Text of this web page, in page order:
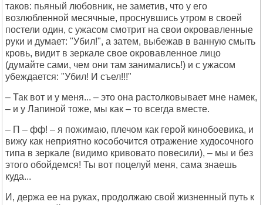
таков: пьяный любовник, не заметив, что у его
возлюбленной месячные, проснувшись утром в своей
постели один, с ужасом смотрит на свои окровавленные
руки и думает: "Убил!", а затем, выбежав в ванную смыть
кровь, видит в зеркале свое окровавленное лицо
(думайте сами, чем они там занимались!) и с ужасом
убеждается: "Убил! И съел!!!"
– Так вот и у меня... – это она растолковывает мне намек,
– и у Лапиной тоже, мы как – то всегда вместе.
– П – фф! – я пожимаю, плечом как герой кинобоевика, и
вижу как неприятно кособочится отражение худосочного
типа в зеркале (видимо кривовато повесили), – мы и без
этого обойдемся! Ты вот поцелуй меня, сама знаешь
куда...
И, держа ее на руках, продолжаю свой жизненный путь к